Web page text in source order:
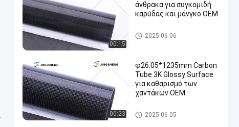
00:15
άνθρακα για συγκομιδή
καρύδας και μάνγκο OEM
Στρογγυλό σωλήνα από ίνες
άνθρακα
2025-06-06
00:23
φ26.05*1235mm Carbon
Tube 3K Glossy Surface
για καθαρισμό των
χαντάκων OEM
Στρογγυλό σωλήνα από ίνες
άνθρακα
2025-06-05